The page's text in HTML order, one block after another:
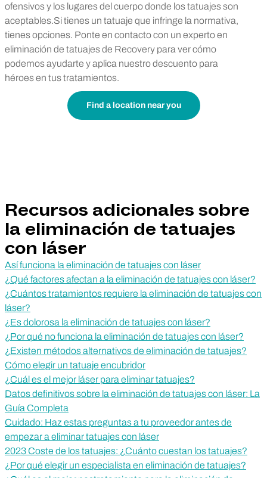
ofensivos y los lugares del cuerpo donde los tatuajes son
aceptables.Si tienes un tatuaje que infringe la normativa,
tienes opciones. Ponte en contacto con un experto en
eliminación de tatuajes de Recovery para ver cómo
podemos ayudarte y aplica nuestro descuento para
héroes en tus tratamientos.
Find a location near you
Recursos adicionales sobre
la eliminación de tatuajes
con láser
Así funciona la eliminación de tatuajes con láser
¿Qué factores afectan a la eliminación de tatuajes con láser?
¿Cuántos tratamientos requiere la eliminación de tatuajes con
láser?
¿Es dolorosa la eliminación de tatuajes con láser?
¿Por qué no funciona la eliminación de tatuajes con láser?
¿Existen métodos alternativos de eliminación de tatuajes?
Cómo elegir un tatuaje encubridor
¿Cuál es el mejor láser para eliminar tatuajes?
Datos definitivos sobre la eliminación de tatuajes con láser: La
Guía Completa
Cuidado: Haz estas preguntas a tu proveedor antes de
empezar a eliminar tatuajes con láser
2023 Coste de los tatuajes: ¿Cuánto cuestan los tatuajes?
¿Por qué elegir un especialista en eliminación de tatuajes?